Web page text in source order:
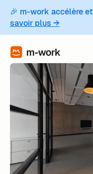
🎉 m-work accélère
savoir plus →